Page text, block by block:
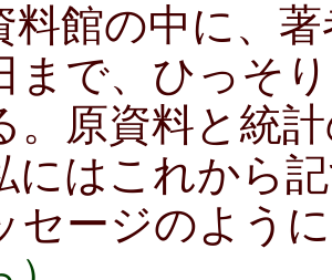
料館の中に、
まで、ひっそ
。原資料と統
にはこれから
セージのよう